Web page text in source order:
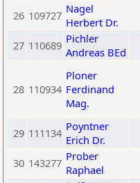
26 109727 Nagel
Herbert Dr.
27 110689 Pichler
Andreas BEd
28 110934
Ploner
Ferdinand
Mag.
29 111134 Poyntner
Erich Dr.
30 143277 Prober
Raphael